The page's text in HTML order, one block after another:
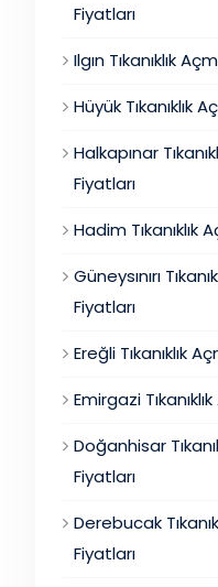
Fiyatları
Ilgın Tıkanıklık
Hüyük Tıkanıklık
Halkapınar
Fiyatları
Hadim Tıkanıklık
Güneysınırı
Fiyatları
Ereğli Tıkanıklık
Emirgazi
Doğanhisar
Fiyatları
Derebucak
Fiyatları